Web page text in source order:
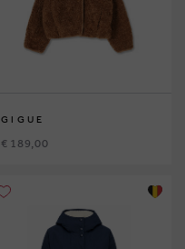
GIGUE
€ 189,00